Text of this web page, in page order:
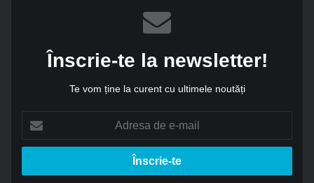
Înscrie-te la newsletter!
Te vom ține la curent cu ultimele noutăți
r
s